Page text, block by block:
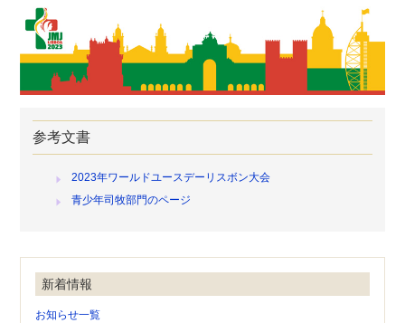
参考文書
2023年ワールドユースデーリスボン大会
青少年司牧部門のページ
新着情報
お知らせ一覧